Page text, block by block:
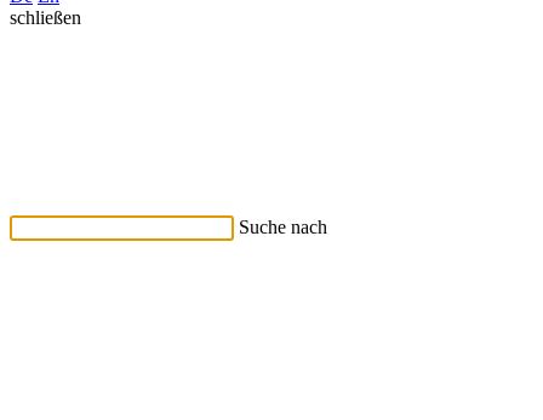
schließen
Suche nach